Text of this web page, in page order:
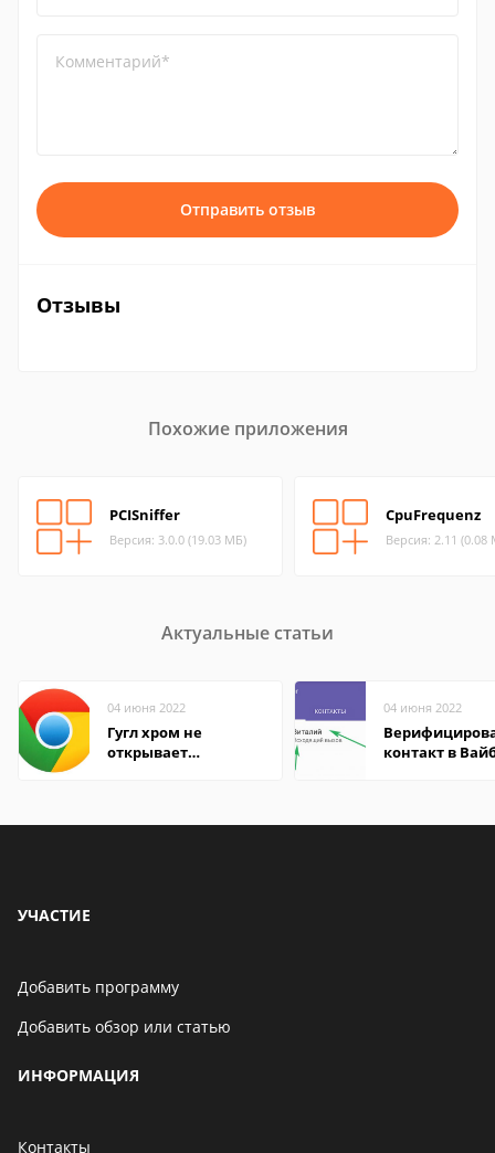
Комментарий*
Отправить отзыв
Отзывы
Похожие приложения
PCISniffer
Версия: 3.0.0 (19.03 МБ)
CpuFrequenz
Версия: 2.11 (0.08
Актуальные статьи
04 июня 2022
Гугл хром не
открывает
04 июня 2022
контакт в
УЧАСТИЕ
Добавить программу
Добавить обзор или статью
ИНФОРМАЦИЯ
Контакты